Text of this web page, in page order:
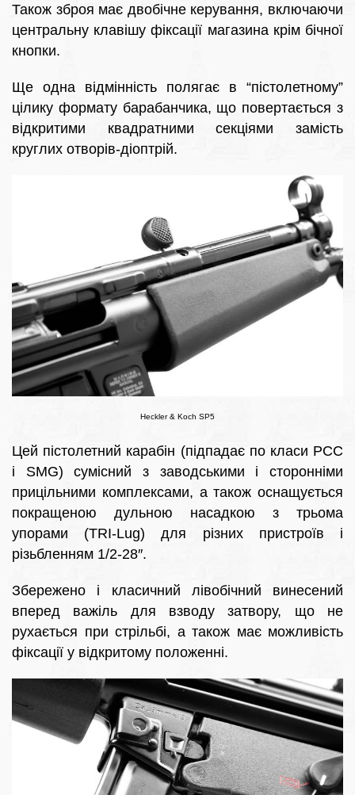
Також зброя має двобічне керування, включаючи
центральну клавішу фіксації магазина крім бічної
кнопки.
Ще одна відмінність полягає в “пістолетному”
цілику формату барабанчика, що повертається з
відкритими квадратними секціями замість
круглих отворів-діоптрій.
Heckler & Koch SP5
Цей пістолетний карабін (підпадає по класи PCC
і SMG) сумісний з заводськими і сторонніми
прицільними комплексами, а також оснащується
покращеною дульною насадкою з трьома
упорами (TRI-Lug) для різних пристроїв і
різьбленням 1/2-28″.
Збережено і класичний лівобічний винесений
вперед важіль для взводу затвору, що не
рухається при стрільбі, а також має можливість
фіксації у відкритому положенні.